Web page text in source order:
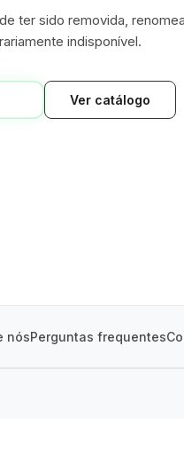
ter sido removida,
indisponível.
Ver catálogo
nósPerguntas frequentes